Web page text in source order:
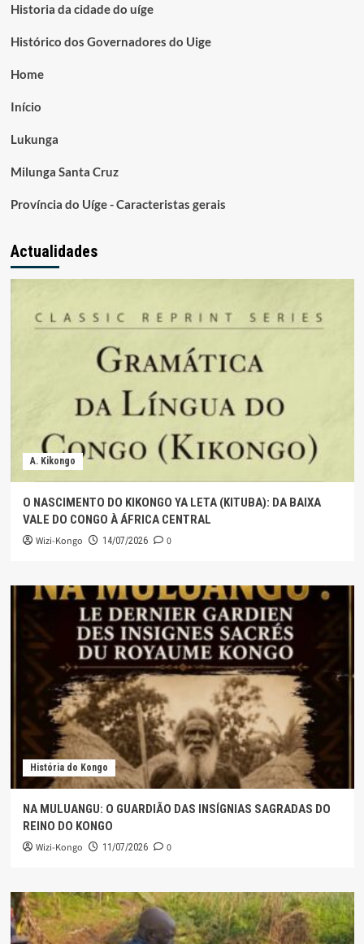
Historia da cidade do uíge
Histórico dos Governadores do Uige
Home
Início
Lukunga
Milunga Santa Cruz
Província do Uíge - Caracteristas gerais
Actualidades
A. Kikongo
O NASCIMENTO DO KIKONGO YA LETA (KITUBA): DA BAIXA
VALE DO CONGO À ÁFRICA CENTRAL
Wizi-Kongo 14/07/2026 0
História do Kongo
NA MULUANGU: O GUARDIÃO DAS INSÍGNIAS SAGRADAS DO
REINO DO KONGO
Wizi-Kongo 11/07/2026 0